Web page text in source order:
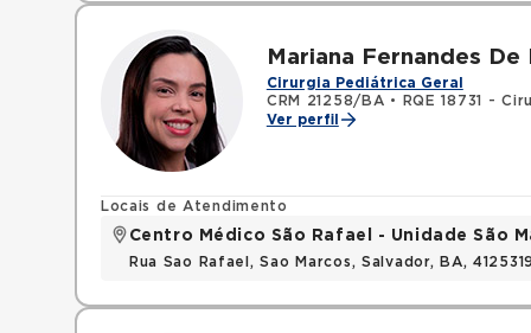
Mariana Fernandes De
Cirurgia Pediátrica Geral
CRM 21258/BA •
RQE 18731 -
Ver perfil
Locais de Atendimento
Centro Médico São Rafael - Unidade São
Rua Sao Rafael, Sao Marcos, Salvador, BA,